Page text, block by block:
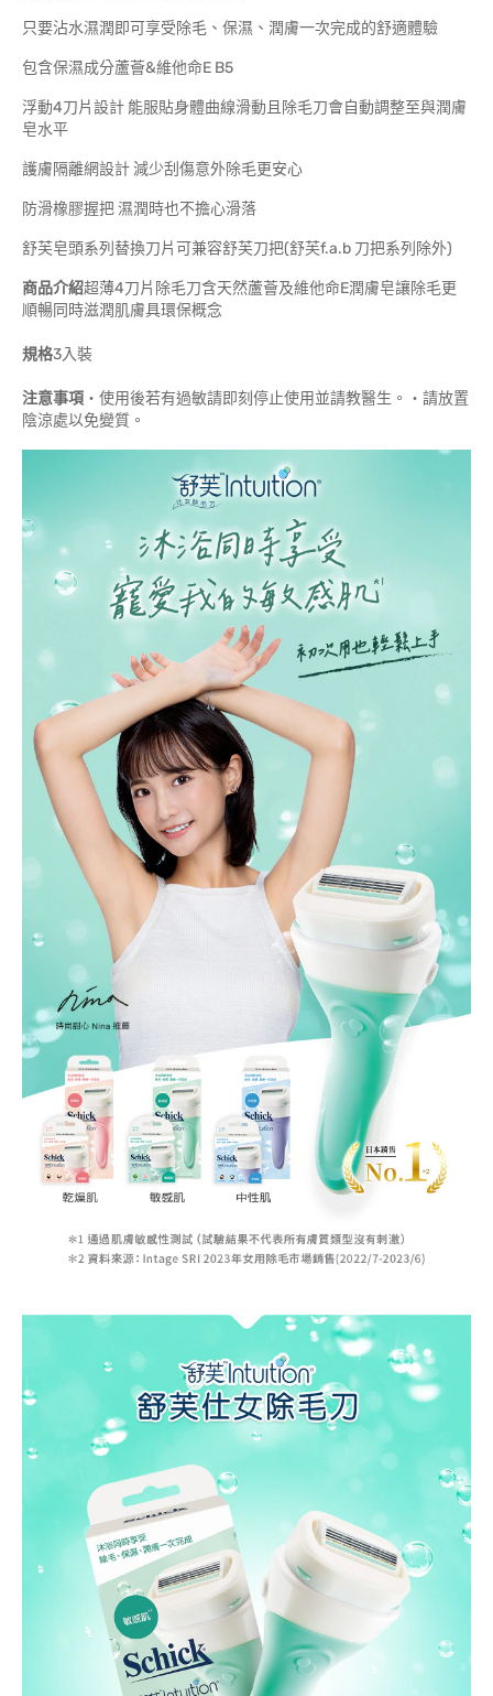
只要沾水濕潤即可享受除毛、保濕、潤膚一次完成的舒適體驗
包含保濕成分蘆薈&維他命E B5
浮動4刀片設計 能服貼身體曲線滑動且除毛刀會自動調整至與潤膚
皂水平
護膚隔離網設計 減少刮傷意外除毛更安心
防滑橡膠握把 濕潤時也不擔心滑落
舒芙皂頭系列替換刀片可兼容舒芙刀把(舒芙f.a.b 刀把系列除外)
商品介紹超薄4刀片除毛刀含天然蘆薈及維他命E潤膚皂讓除毛更
順暢同時滋潤肌膚具環保概念
規格3入裝
注意事項 ‧使用後若有過敏請即刻停止使用並請教醫生。‧請放置
陰涼處以免變質。